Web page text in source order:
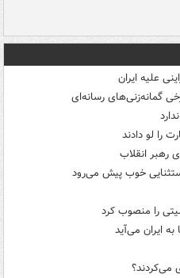
علیه ایران
گمانه‌زنی‌های رسانه‌ای
را لو دادند
خوب پیش می‌رود
را منصوب کرد
ایران می‌آید
می‌کردند؟